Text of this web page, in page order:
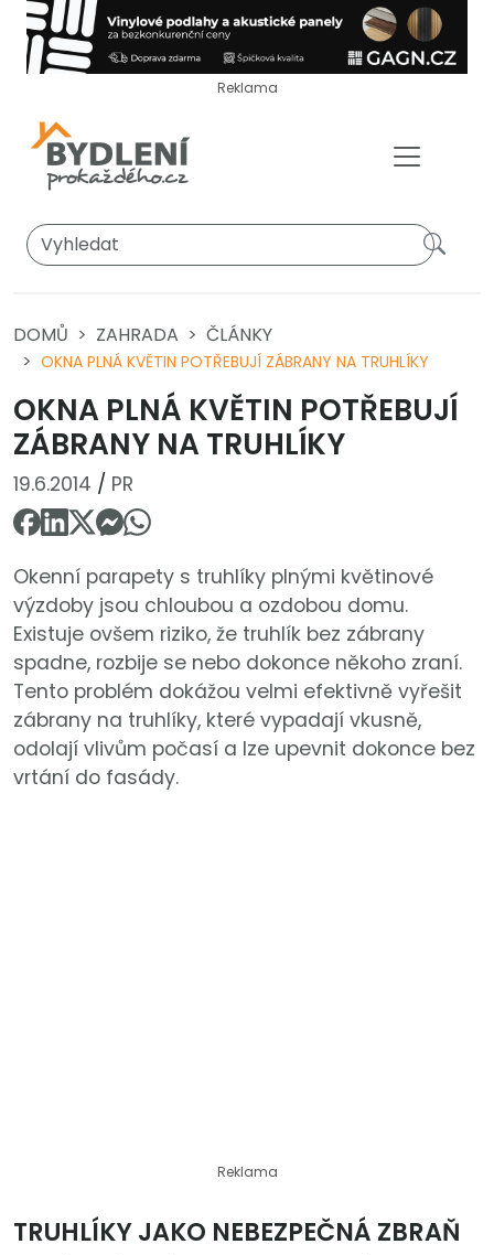
Reklama
DOMŮ ZAHRADA ČLÁNKY
OKNA PLNÁ KVĚTIN POTŘEBUJÍ ZÁBRANY NA TRUHLÍKY
OKNA PLNÁ KVĚTIN POTŘEBUJÍ
ZÁBRANY NA TRUHLÍKY
19.6.2014 / PR
Okenní parapety s truhlíky plnými květinové
výzdoby jsou chloubou a ozdobou domu.
Existuje ovšem riziko, že truhlík bez zábrany
spadne, rozbije se nebo dokonce někoho zraní.
Tento problém dokážou velmi efektivně vyřešit
zábrany na truhlíky, které vypadají vkusně,
odolají vlivům počasí a lze upevnit dokonce bez
vrtání do fasády.
Reklama
TRUHLÍKY JAKO NEBEZPEČNÁ ZBRAŇ